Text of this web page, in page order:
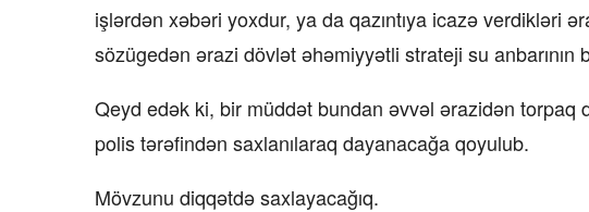
işlərdən xəbəri yoxdur, ya da qazıntıya icazə verdikləri
sözügedən ərazi dövlət əhəmiyyətli strateji su anbarının
Qeyd edək ki, bir müddət bundan əvvəl ərazidən torpaq
polis tərəfindən saxlanılaraq dayanacağa qoyulub.
Mövzunu diqqətdə saxlayacağıq.